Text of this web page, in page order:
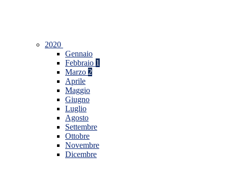
2020
Gennaio
Febbraio 1
Marzo 2
Aprile
Maggio
Giugno
Luglio
Agosto
Settembre
Ottobre
Novembre
Dicembre